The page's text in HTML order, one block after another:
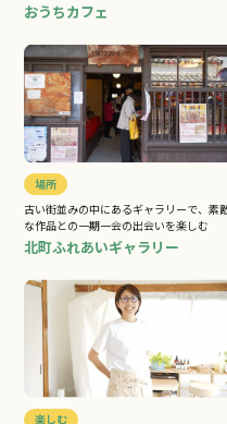
おうちカフェ
場所
古い街並みの中にあるギャラリーで、素
な作品との一期一会の出会いを楽しむ
北町ふれあいギャラリー
楽しむ